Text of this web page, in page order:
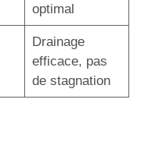
optimal
Drainage
efficace, pas
de stagnation